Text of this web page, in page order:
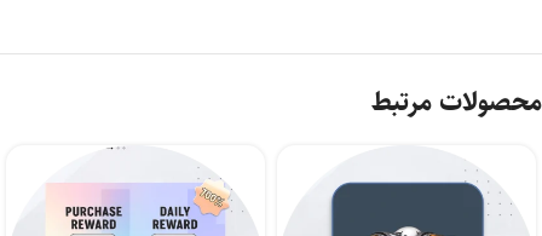
محصولات مرتبط